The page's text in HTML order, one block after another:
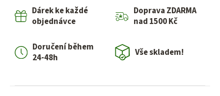
Dárek ke každé
objednávce
Doprava ZDARMA
nad 1500 Kč
Doručení během
24-48h
Vše skladem!